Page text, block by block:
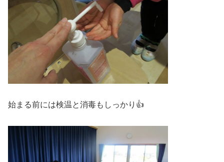
始まる前には検温と消毒もしっかり👍